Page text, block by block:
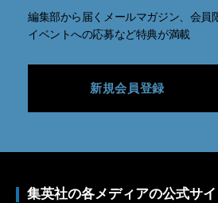
編集部から届くメールマガジン、会員
イベントへの応募など特典が満載
新規会員登録
集英社の各メディアの公式サイ